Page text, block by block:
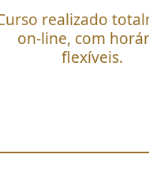
realizado
on-line, com
flexíveis.